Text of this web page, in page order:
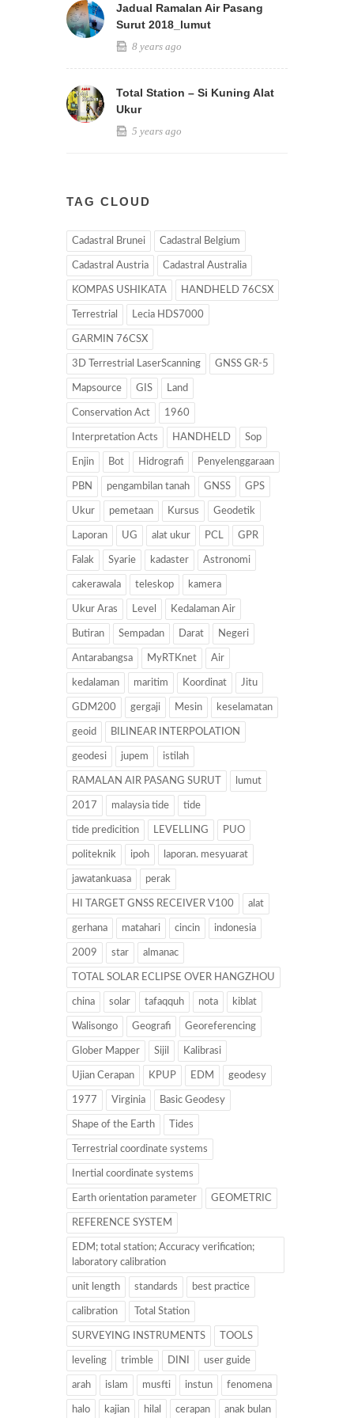
Jadual Ramalan Air Pasang
Surut 2018_lumut
8 years ago
Total Station – Si Kuning Alat
Ukur
5 years ago
TAG CLOUD
Cadastral Brunei Cadastral Belgium
Cadastral Austria Cadastral Australia
KOMPAS USHIKATA HANDHELD 76CSX
Terrestrial Lecia HDS7000
GARMIN 76CSX
3D Terrestrial LaserScanning GNSS GR-5
Mapsource GIS Land
Conservation Act 1960
Interpretation Acts HANDHELD Sop
Enjin Bot Hidrografi Penyelenggaraan
PBN pengambilan tanah GNSS GPS
Ukur pemetaan Kursus Geodetik
Laporan UG alat ukur PCL GPR
Falak Syarie kadaster Astronomi
cakerawala teleskop kamera
Ukur Aras Level Kedalaman Air
Butiran Sempadan Darat Negeri
Antarabangsa MyRTKnet Air
kedalaman maritim Koordinat Jitu
GDM200 gergaji Mesin keselamatan
geoid BILINEAR INTERPOLATION
geodesi jupem istilah
RAMALAN AIR PASANG SURUT lumut
2017 malaysia tide tide
tide predicition LEVELLING PUO
politeknik ipoh laporan. mesyuarat
jawatankuasa perak
HI TARGET GNSS RECEIVER V100 alat
gerhana matahari cincin indonesia
2009 star almanac
TOTAL SOLAR ECLIPSE OVER HANGZHOU
china solar tafaqquh nota kiblat
Walisongo Geografi Georeferencing
Glober Mapper Sijil Kalibrasi
Ujian Cerapan KPUP EDM geodesy
1977 Virginia Basic Geodesy
Shape of the Earth Tides
Terrestrial coordinate systems
Inertial coordinate systems
Earth orientation parameter GEOMETRIC
REFERENCE SYSTEM
EDM; total station; Accuracy verification;
laboratory calibration
unit length standards best practice
calibration Total Station
SURVEYING INSTRUMENTS TOOLS
leveling trimble DINI user guide
arah islam musfti instun fenomena
halo kajian hilal cerapan anak bulan